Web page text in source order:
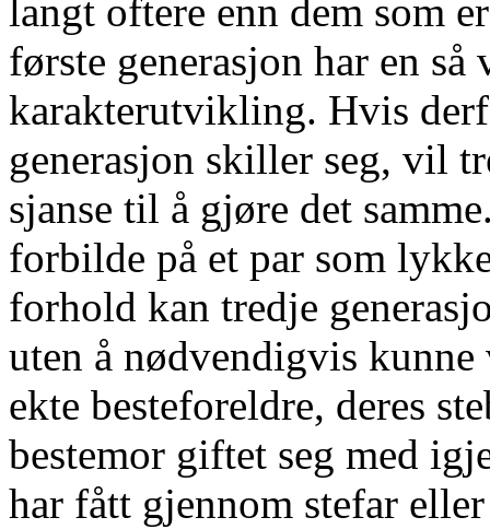
langt oftere enn dem som
første generasjon har en
karakterutvikling. Hvis
generasjon skiller seg, vil
sjanse til å gjøre det
forbilde på et par som
forhold kan tredje
uten å nødvendigvis kunne
ekte besteforeldre, deres
bestemor giftet seg med
har fått gjennom stefar